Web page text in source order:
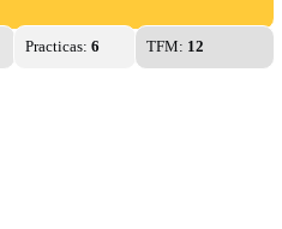
Practicas: 6 TFM: 12